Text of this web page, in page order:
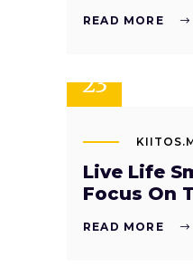
READ MORE
23
Live Life
Focus On
READ MORE